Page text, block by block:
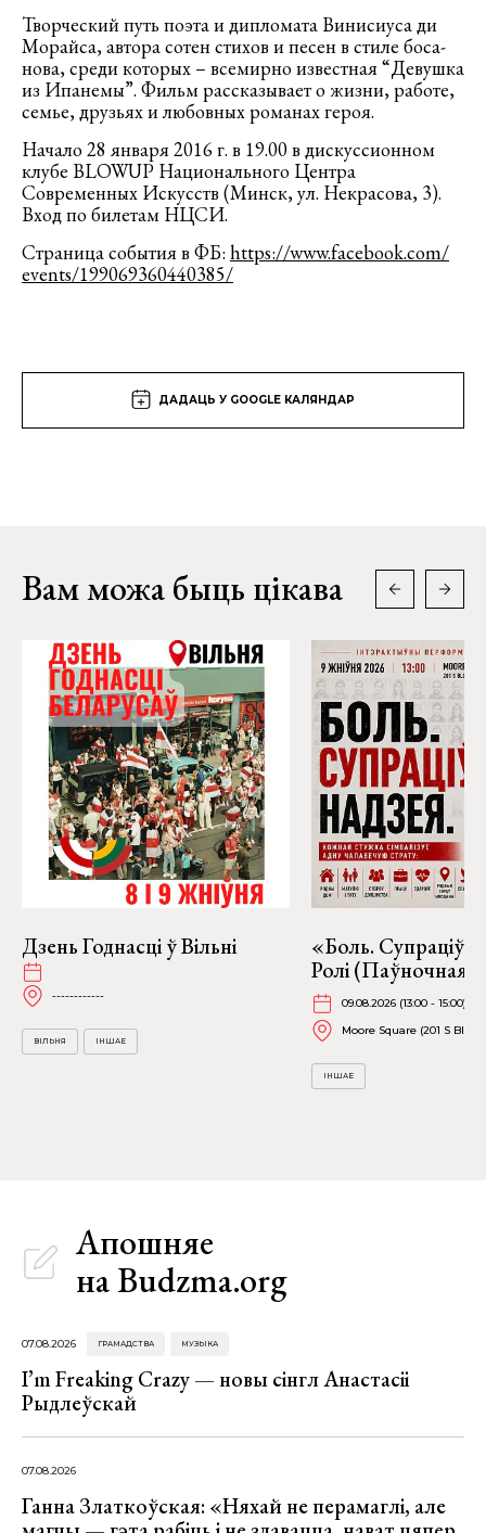
Творческий путь поэта и дипломата Винисиуса ди
Морайса, автора сотен стихов и песен в стиле боса-
нова, среди которых – всемирно известная “Девушка
из Ипанемы”. Фильм рассказывает о жизни, работе,
семье, друзьях и любовных романах героя.
Начало 28 января 2016 г. в 19.00 в дискуссионном
клубе BLOWUP Национального Центра
Современных Искусств (Минск, ул. Некрасова, 3).
Вход по билетам НЦСИ.
Страница события в ФБ: https://www.facebook.com/
events/199069360440385/
ДАДАЦЬ У GOOGLE КАЛЯНДАР
Вам можа быць цікава
Дзень Годнасці ў Вільні
------------
ВІЛЬНЯ ІНШАЕ
«Боль. Супраціў.
Ролі (Паўночная
09.08.2026 (13:00 - 15:00)
Moore Square (201 S
ІНШАЕ
Апошняе
на Budzma.org
07.08.2026 ГРАМАДСТВА МУЗЫКА
I’m Freaking Crazy — новы сінгл Анастасіі
Рыдлеўскай
07.08.2026
Ганна Златкоўская: «Няхай не перамаглі, але